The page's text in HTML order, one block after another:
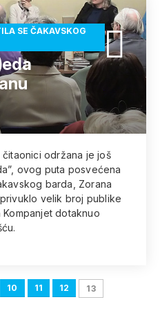
SE ČAKAVSKOG
održana je još
ovog puta posvećena
barda, Zorana
velik broj publike
dotaknuo
10 11 12 13